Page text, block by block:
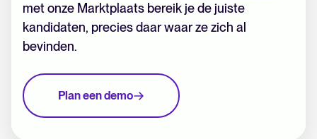
met onze Marktplaats bereik je de juiste
kandidaten, precies daar waar ze zich al
bevinden.
Plan een demo